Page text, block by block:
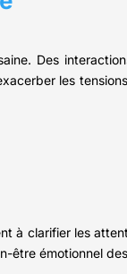
Des
les
à clarifier les
être émotionnel